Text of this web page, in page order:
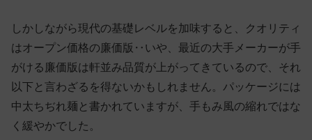
しかしながら現代の基礎レベルを加味すると、クオリティ
はオープン価格の廉価版‥いや、最近の大手メーカーが手
がける廉価版は軒並み品質が上がってきているので、それ
以下と言わざるを得ないかもしれません。パッケージには
中太ちぢれ麺と書かれていますが、手もみ風の縮れではな
く緩やかでした。